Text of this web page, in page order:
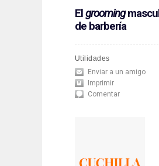
El grooming
de barbería
Utilidades
Enviar a un amigo
Imprimir
Comentar